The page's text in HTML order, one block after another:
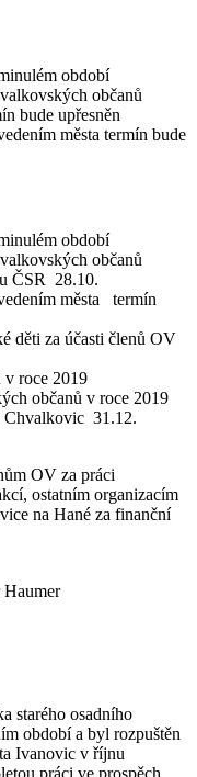
období
občanů
bude upřesněn
města termín bude
období
občanů
ČSR 28.10.
města termín
děti za účasti členů OV
v roce 2019
občanů v roce 2019
Chvalkovic 31.12.
OV za práci
ostatním organizacím
na Hané za finanční
starého osadního
období a byl rozpuštěn
Ivanovic v říjnu